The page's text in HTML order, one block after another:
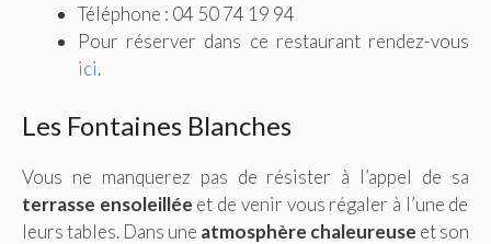
Téléphone : 04 50 74 19 94
Pour réserver dans ce restaurant rendez-vous
ici.
Les Fontaines Blanches
Vous ne manquerez pas de résister à l’appel de sa
terrasse ensoleillée et de venir vous régaler à l’une de
leurs tables. Dans une atmosphère chaleureuse et son